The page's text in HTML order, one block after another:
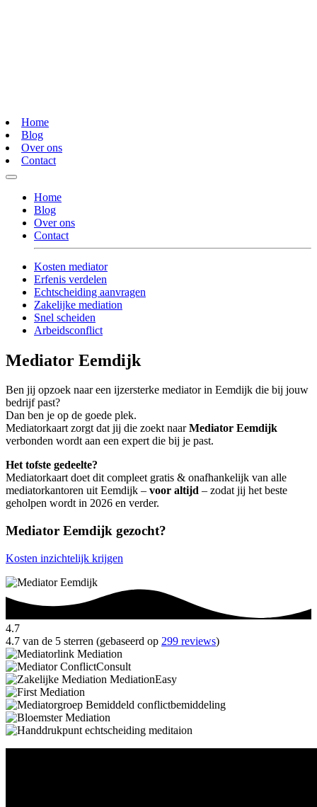
Home
Blog
Over ons
Contact
Home
Blog
Over ons
Contact
Kosten mediator
Erfenis verdelen
Echtscheiding aanvragen
Zakelijke mediation
Snel scheiden
Arbeidsconflict
Mediator Eemdijk
Ben jij opzoek naar een ijzersterke mediator in Eemdijk die bij jouw
bedrijf past?
Dan ben je op de goede plek.
Mediatorkaart zorgt dat jij die zoekt naarMediator Eemdijk
verbonden wordt aan een expert die bij je past.
Het tofste gedeelte?
Mediatorkaart doet dit compleet gratis & onafhankelijk van alle
mediatorkantoren uit Eemdijk – voor altijd – zodat jij het beste
geholpen wordt in 2026 en verder.
Mediator Eemdijk gezocht?
Kosten inzichtelijk krijgen
4.7
4.7 van de 5 sterren (gebaseerd op 299 reviews)